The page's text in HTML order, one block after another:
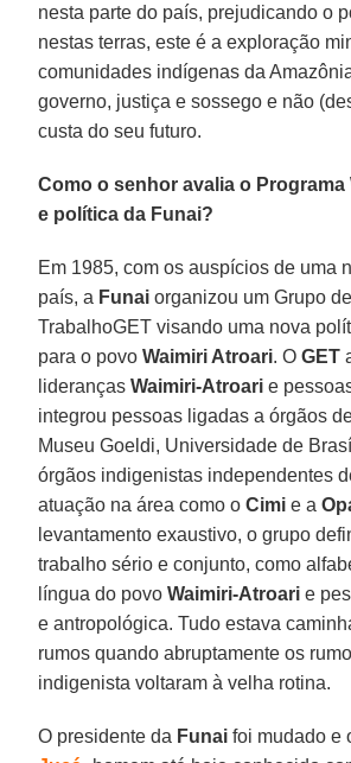
nesta parte do país, prejudicando o
nestas terras, este é a exploração
comunidades indígenas da
governo, justiça e sossego e não
custa do seu futuro.
Como o senhor avalia o Programa
e política da Funai?
Em 1985, com os auspícios de uma
país, a Funai organizou um Grupo
TrabalhoGET visando uma nova
para o povoWaimiri Atroari. OGET
liderançasWaimiri-Atroari e
integrou pessoas ligadas a órgãos
Museu Goeldi, Universidade de
órgãos indigenistas independentes
atuação na área como oCimi e a
levantamento exaustivo, o grupo
trabalho sério e conjunto, como
língua do povoWaimiri-Atroari e
e antropológica. Tudo estava
rumos quando abruptamente os
indigenista voltaram à velha rotina.
O presidente da Funai foi mudado e